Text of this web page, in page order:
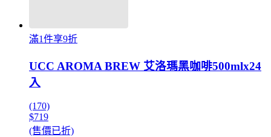
滿1件享9折
UCC AROMA BREW 艾洛瑪黑咖啡500mlx24
入
(170)
$719
(售價已折)